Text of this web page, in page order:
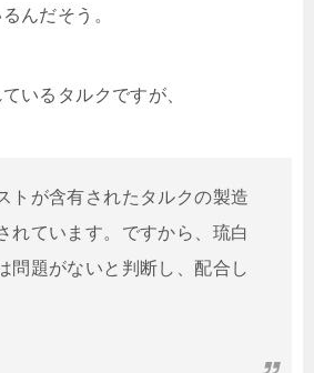
んだそう。
いるタルクですが、
トが含有されたタルクの製造
れています。ですから、琉白
問題がないと判断し、配合し